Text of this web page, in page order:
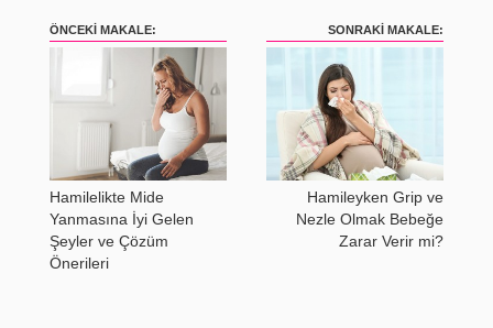
ÖNCEKI MAKALE:
Hamilelikte Mide
Yanmasına İyi Gelen
Şeyler ve Çözüm
Önerileri
SONRAKI MAKALE:
Hamileyken Grip ve
Nezle Olmak Bebeğe
Zarar Verir mi?